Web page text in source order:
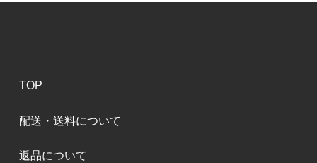
TOP
配送・送料について
返品について